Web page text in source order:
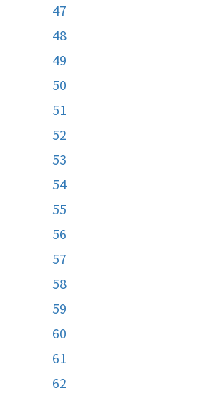
47
48
49
50
51
52
53
54
55
56
57
58
59
60
61
62